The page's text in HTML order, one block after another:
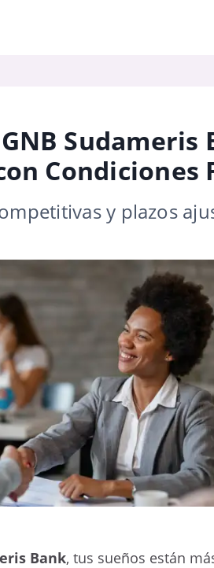
Sudameris
Condiciones
y plazos
Bank, tus sueños están